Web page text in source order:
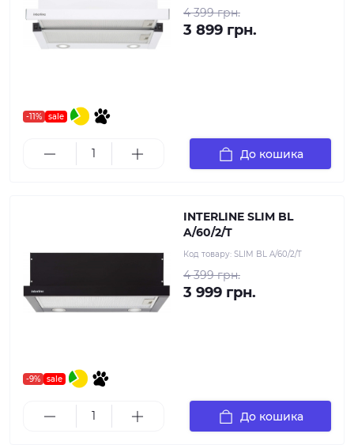
-11% sale
4 399 грн.
3 899 грн.
До кошика
-9% sale
INTERLINE SLIM BL
A/60/2/T
Код товару: SLIM BL A/60/2/T
4 399 грн.
3 999 грн.
До кошика